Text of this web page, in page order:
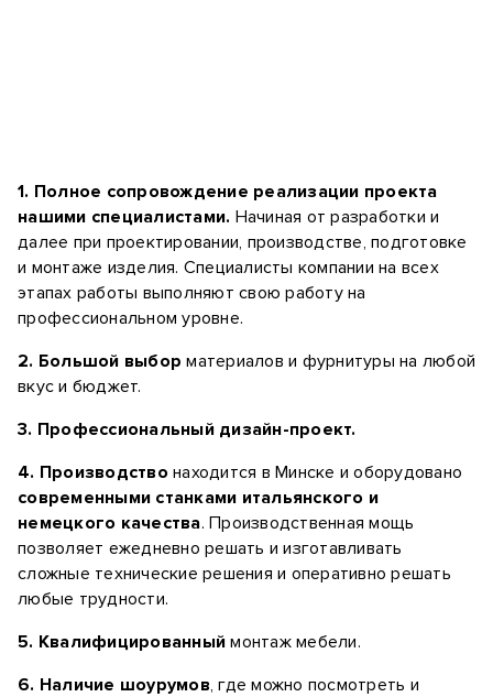
1. Полное сопровождение реализации проекта
нашими специалистами. Начиная от разработки и
далее при проектировании, производстве, подготовке
и монтаже изделия. Специалисты компании на всех
этапах работы выполняют свою работу на
профессиональном уровне.
2. Большой выборматериалов и фурнитуры на любой
вкус и бюджет.
3. Профессиональный дизайн-проект.
4. Производство находится в Минске и оборудовано
современными станками итальянского и
немецкого качества. Производственная мощь
позволяет ежедневно решать и изготавливать
сложные технические решения и оперативно решать
любые трудности.
5. Квалифицированныймонтаж мебели.
6. Наличие шоурумов, где можно посмотреть и